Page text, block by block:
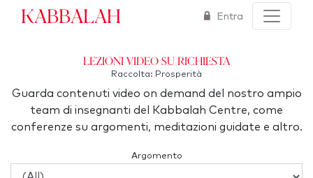
Kabbalah Entra
Lezioni video su richiesta
Raccolta: Prosperità
Guarda contenuti video on demand del nostro ampio
team di insegnanti del Kabbalah Centre, come
conferenze su argomenti, meditazioni guidate e altro.
Argomento